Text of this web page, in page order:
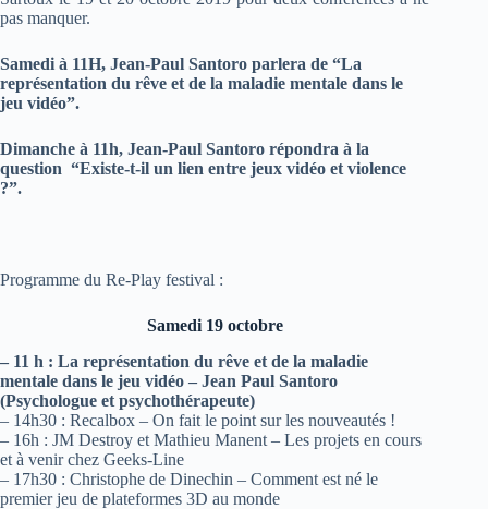
pas manquer.
Samedi à 11H, Jean-Paul Santoro parlera de “La
représentation du rêve et de la maladie mentale dans le
jeu vidéo”.
Dimanche à 11h, Jean-Paul Santoro répondra à la
question “Existe-t-il un lien entre jeux vidéo et violence
?”.
Programme du Re-Play festival :
Samedi 19 octobre
– 11 h : La représentation du rêve et de la maladie
mentale dans le jeu vidéo – Jean Paul Santoro
(Psychologue et psychothérapeute)
– 14h30 : Recalbox – On fait le point sur les nouveautés !
– 16h : JM Destroy et Mathieu Manent – Les projets en cours
et à venir chez Geeks-Line
– 17h30 : Christophe de Dinechin – Comment est né le
premier jeu de plateformes 3D au monde